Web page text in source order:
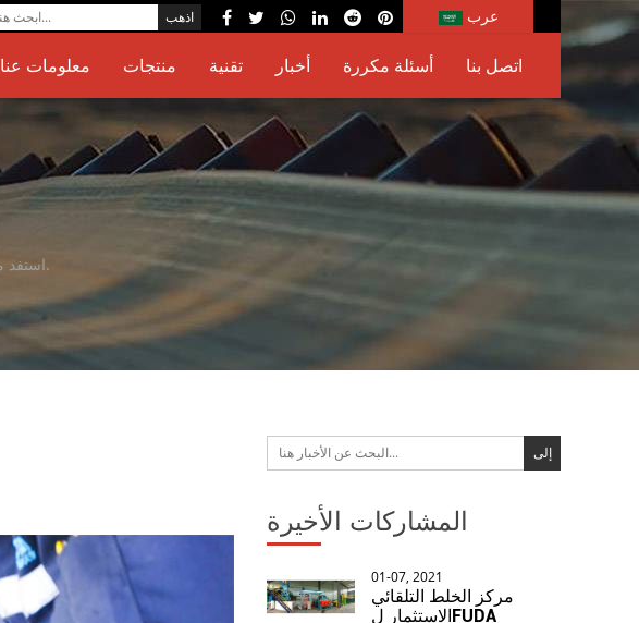
عرب
معلومات عنا منتجات تقنية أخبار أسئلة مكررة اتصل بنا
استفد من الفاكهة المعلقة لتحديد نشاط ذي قيمة مضافة لملعب الكرة في الاختبار التجريبي تجاوز الفجوة الرقمية بنقرات إضافية.
المشاركات الأخيرة
01-07, 2021
مركز الخلط التلقائي
الاستثمار لFUDA